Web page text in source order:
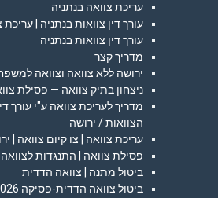
עריכת צוואה בנתניה
עורך דין צוואות בנתניה | עריכת
עורך דין צוואות בנתניה
מדריך קצר
ירושה ללא צוואה וצוואה
ניצחון בתיק צוואה — פסילת
הצוואות / ירושה
עריכת צוואה | צו קיום צוואה |
פסילת צוואה | התנגדות לצוואה
ביטול מתנה | צוואה הדדית
ביטול צוואה הדדית-פסיקה 2026